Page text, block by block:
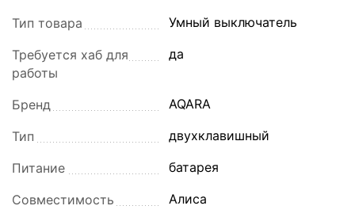
Тип товара Умный выключатель
Требуется хаб для
работы
да
Бренд AQARA
Тип двухклавишный
Питание батарея
Совместимость Алиса